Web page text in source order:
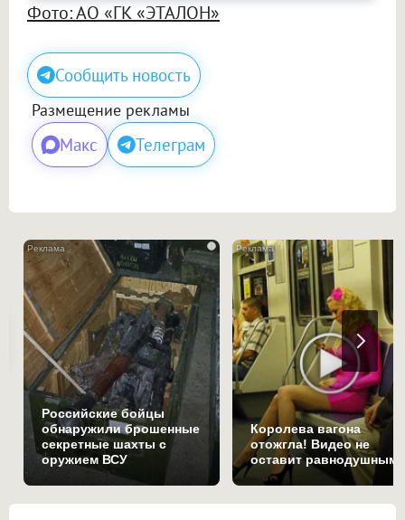
Фото: АО «ГК «ЭТАЛОН»
Сообщить новость
Размещение рекламы
Макс Телеграм
i
Российские бойцы
обнаружили брошенные
секретные шахты с
оружием ВСУ
Королева вагона
отожгла! Видео не
оставит равнодушным